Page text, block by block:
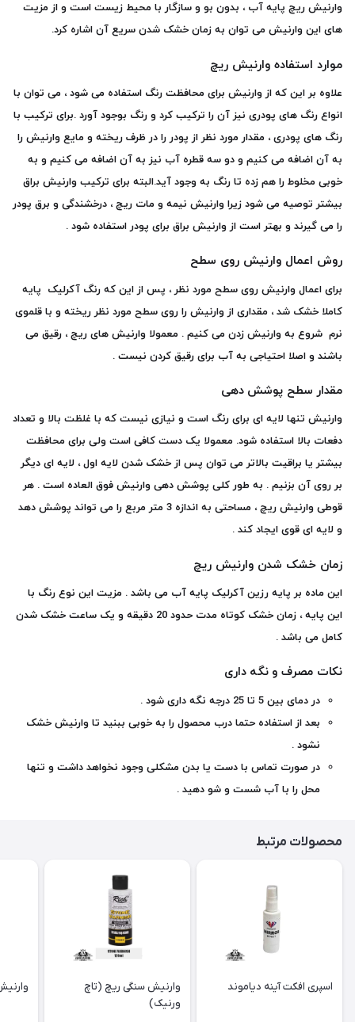
وارنیش ریچ پایه آب ، بدون بو و سازگار با محیط زیست است و از مزیت
های این وارنیش می توان به زمان خشک شدن سریع آن اشاره کرد.
موارد استفاده وارنیش ریچ
علاوه بر این که از وارنیش برای محافظت رنگ استفاده می شود ، می توان با
انواع رنگ های پودری نیز آن را ترکیب کرد و رنگ بوجود آورد .برای ترکیب با
رنگ های پودری ، مقدار مورد نظر از پودر را در ظرف ریخته و مایع وارنیش را
به آن اضافه می کنیم و دو سه قطره آب نیز به آن اضافه می کنیم و به
خوبی مخلوط را هم زده تا رنگ به وجود آید.البته برای ترکیب وارنیش براق
بیشتر توصیه می شود زیرا وارنیش نیمه و مات ریچ ، درخشندگی و برق پودر
را می گیرند و بهتر است از وارنیش براق برای پودر استفاده شود .
روش اعمال وارنیش روی سطح
برای اعمال وارنیش روی سطح مورد نظر ، پس از این که رنگ آکرلیک پایه
کاملا خشک شد ، مقداری از وارنیش را روی سطح مورد نظر ریخته و با قلموی
نرم شروع به وارنیش زدن می کنیم . معمولا وارنیش های ریچ ، رقیق می
باشند و اصلا احتیاجی به آب برای رقیق کردن نیست .
مقدار سطح پوشش دهی
وارنیش تنها لایه ای برای رنگ است و نیازی نیست که با غلظت بالا و تعداد
دفعات بالا استفاده شود. معمولا یک دست کافی است ولی برای محافظت
بیشتر یا براقیت بالاتر می توان پس از خشک شدن لایه اول ، لایه ای دیگر
بر روی آن بزنیم . به طور کلی پوشش دهی وارنیش فوق العاده است . هر
قوطی وارنیش ریچ ، مساحتی به اندازه 3 متر مربع را می تواند پوشش دهد
و لایه ای قوی ایجاد کند .
زمان خشک شدن وارنیش ریچ
این ماده بر پایه رزین آکرلیک پایه آب می باشد . مزیت این نوع رنگ با
این پایه ، زمان خشک کوتاه مدت حدود 20 دقیقه و یک ساعت خشک شدن
کامل می باشد .
نکات مصرف و نگه داری
در دمای بین 5 تا 25 درجه نگه داری شود .
بعد از استفاده حتما درب محصول را به خوبی ببنید تا وارنیش خشک
نشود .
در صورت تماس با دست یا بدن مشکلی وجود نخواهد داشت و تنها
محل را با آب شست و شو دهید .
محصولات مرتبط
اسپری افکت آینه دیاموند
وارنیش سنگی ریچ (تاچ
ورنیک)